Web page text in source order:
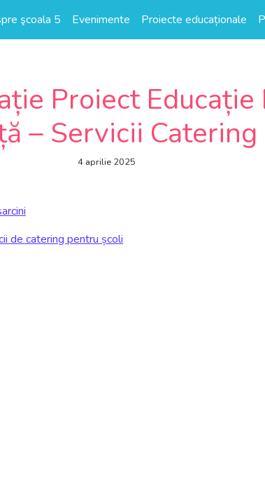
şcoala 5 Evenimente Proiecte educaționale
Proiect Educație
– Servicii Catering
4 aprilie 2025
de catering pentru școli